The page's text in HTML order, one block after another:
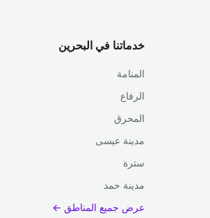
خدماتنا في البحرين
المنامة
الرفاع
المحرق
مدينة عيسى
سترة
مدينة حمد
عرض جميع المناطق ←